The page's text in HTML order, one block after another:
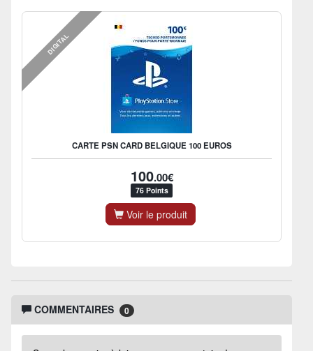
CARTE PSN CARD BELGIQUE 100 EUROS
100.00€
76 Points
Voir le produit
DIGITAL
COMMENTAIRES 0